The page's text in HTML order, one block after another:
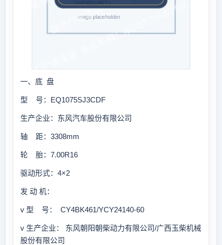
一、底 盘
型 号：EQ1075SJ3CDF
生产企业：东风汽车股份有限公司
轴 距：3308mm
轮 胎：7.00R16
驱动形式：4×2
发 动 机：
v 型 号： CY4BK461/YCY24140-60
v 生产企业： 东风朝阳朝柴动力有限公司/广西玉柴机械
股份有限公司